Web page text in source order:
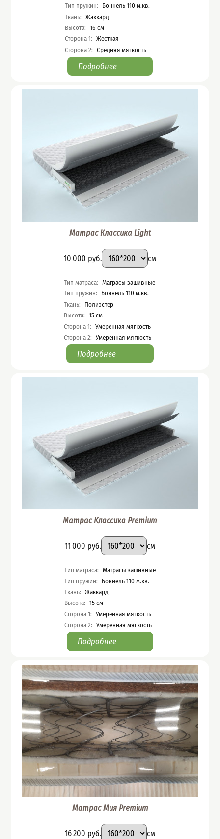
Тип пружин:
Боннель 110 м.кв.
Ткань: Жаккард
Высота: 16 см
Сторона 1: Жесткая
Сторона 2: Средняя мягкость
Подробнее
Матрас Классика Light
Цена
10 000 руб.
Подобрать вариант
Размер:
см
Характеристики
Тип матраса:
Матрасы зашивные
Тип пружин:
Боннель 110 м.кв.
Ткань:
Полиэстер
Высота: 15 см
Сторона 1:
Умеренная мягкость
Сторона 2: Умеренная мягкость
Подробнее
Матрас Классика Premium
Цена
11 000 руб.
Подобрать вариант
Размер:
см
Характеристики
Тип матраса: Матрасы зашивные
Тип пружин:
Боннель 110 м.кв.
Ткань: Жаккард
Высота: 15 см
Сторона 1: Умеренная мягкость
Сторона 2: Умеренная мягкость
Подробнее
Матрас Мия Premium
Цена
16 200 руб.
Подобрать вариант
Размер:
см